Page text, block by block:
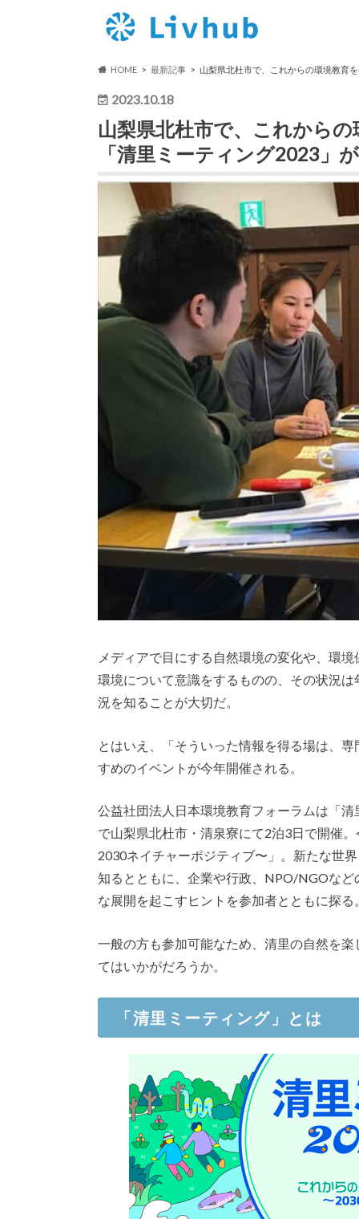
HOME 最新記事 山梨県北杜市で、これからの環境教育
2023.10.18
山梨県北杜市で、これから
「清里ミーティング2023」
メディアで目にする自然環境の変化や、環
環境について意識をするものの、その状況
況を知ることが大切だ。
とはいえ、「そういった情報を得る場は、
すめのイベントが今年開催される。
公益社団法人日本環境教育フォーラムは「
で山梨県北杜市・清泉寮にて2泊3日で開催
2030ネイチャーポジティブ〜」。新たな世
知るとともに、企業や行政、NPO/NGOな
な展開を起こすヒントを参加者とともに探る
一般の方も参加可能なため、清里の自然を
てはいかがだろうか。
「清里ミーティング」とは